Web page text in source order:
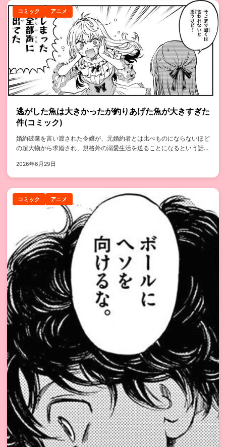
コミック アニメ
逃がした魚は大きかったが釣りあげた魚が大きすぎた
件(コミック)
婚約破棄を言い渡された令嬢が、元婚約者とは比べものにならないほど
の超大物から求婚され、規格外の溺愛生活を送ることになるという話...
2026年6月29日
コミック アニメ